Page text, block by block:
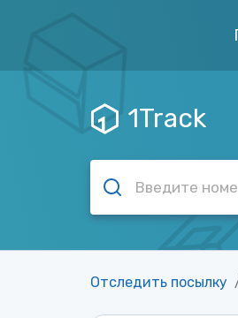
1Track
Отследить посылку